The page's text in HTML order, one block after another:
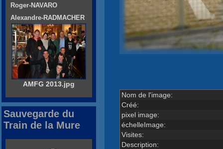
Nom de l'image:
Créé:
pixel image:
échelleImage:
Visites:
Description:
Roger-NAVARO
Alexandre-RADMACHER
AMFG 2013.jpg
Sauvegarde du
Train de la Mure